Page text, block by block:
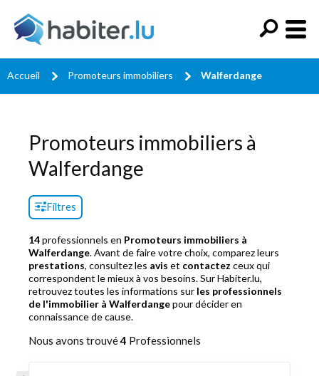
Accueil Promoteurs immobiliers Walferdange
Promoteurs immobiliers à
Walferdange
Filtres
14professionnels en Promoteurs immobiliers à
Walferdange. Avant de faire votre choix, comparez leurs
prestations, consultez les avis et contactez ceux qui
correspondent le mieux à vos besoins. Sur Habiter.lu,
retrouvez toutes les informations sur les professionnels
de l'immobilier à Walferdangepour décider en
connaissance de cause.
Nous avons trouvé4 Professionnels